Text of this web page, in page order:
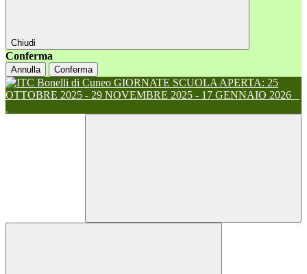
Chiudi
Conferma
Annulla Conferma
GIORNATE SCUOLA APERTA: 25
OTTOBRE 2025 - 29 NOVEMBRE 2025 - 17 GENNAIO 2026